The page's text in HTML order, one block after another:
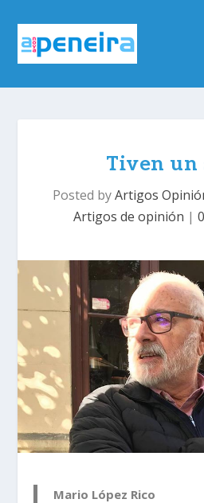
Tiven un
Posted byArtigos
Artigos de opinión | 0
Mario López Rico